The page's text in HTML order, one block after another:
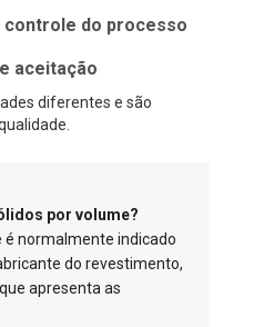
controle do processo
aceitação
diferentes e são
por volume?
é normalmente indicado
do revestimento,
apresenta as